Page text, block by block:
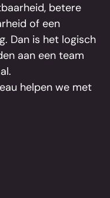
betere
of een
Dan is het logisch
aan een team
helpen we met